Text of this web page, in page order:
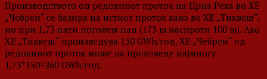
Производството од редовниот проток на Црна Река во ХЕ
„Чебрен“ се базира на истиот проток како во ХЕ „Тиквеш“,
но при 1,73 пати поголем пад (173 m наспроти 100 m). Ако
ХЕ „Тиквеш“ произведува 150 GWh/год, ХЕ „Чебрен“ од
редовниот проток може да произведе најмногу
1,73*150=260 GWh/год.